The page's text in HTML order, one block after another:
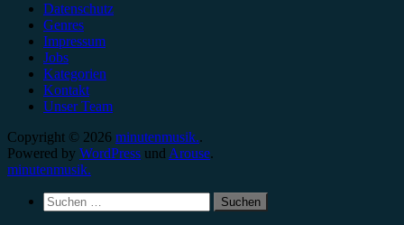
Datenschutz
Genres
Impressum
Jobs
Kategorien
Kontakt
Unser Team
Copyright © 2026 minutenmusik..
Powered by WordPress und Arouse.
minutenmusik.
Suchen
nach: